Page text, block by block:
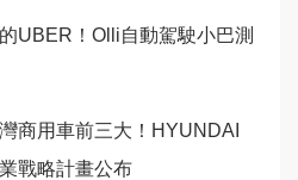
UBER！Olli自動駕駛小巴測
商用車前三大！HYUNDAI
戰略計畫公布